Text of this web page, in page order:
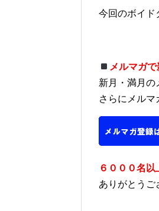
今回のボイド
メルマガ
新月・満月の
さらにメルマ
６０００名
ありがとうご